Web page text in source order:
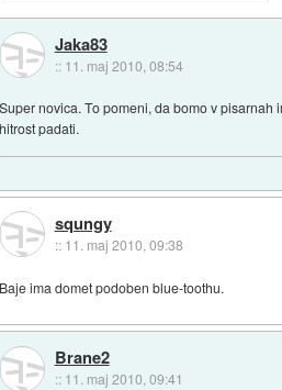
Jaka83
:: 11. maj 2010, 08:54
Super novica. To pomeni, da bomo v
hitrost padati.
squngy
:: 11. maj 2010, 09:38
Baje ima domet podoben blue-toothu.
Brane2
:: 11. maj 2010, 09:41